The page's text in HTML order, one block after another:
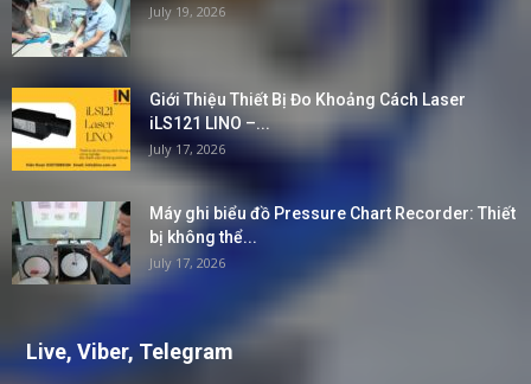
July 19, 2026
Giới Thiệu Thiết Bị Đo Khoảng Cách Laser
iLS121 LINO –...
July 17, 2026
Máy ghi biểu đồ Pressure Chart Recorder: Thiết
bị không thể...
July 17, 2026
Live, Viber, Telegram